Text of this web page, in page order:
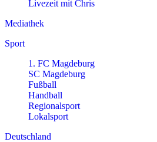
Livezeit mit Chris
Mediathek
Sport
1. FC Magdeburg
SC Magdeburg
Fußball
Handball
Regionalsport
Lokalsport
Deutschland